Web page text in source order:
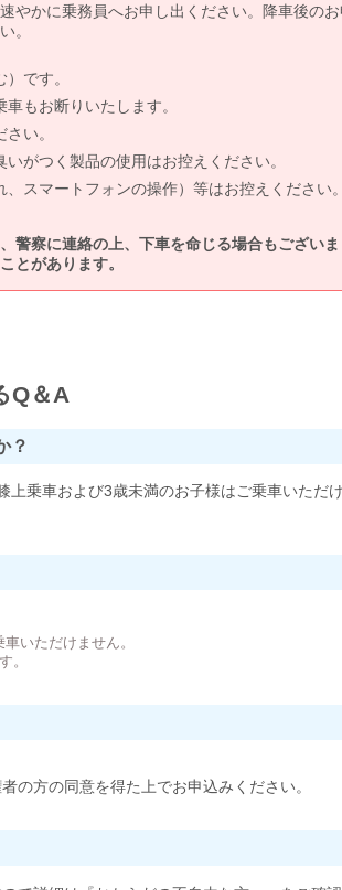
やかに乗務員へお申し出ください。降車後の
。
です。
もお断りいたします。
い。
がつく製品の使用はお控えください。
スマートフォンの操作）等はお控えください
警察に連絡の上、下車を命じる場合もございま
とがあります。
Q＆A
？
上乗車および3歳未満のお子様はご乗車いただ
いただけません。
。
の方の同意を得た上でお申込みください。